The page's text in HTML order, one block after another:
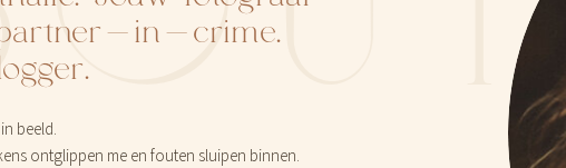
beeld.
ontglippen me en fouten sluipen binnen.
partner-in-crime.